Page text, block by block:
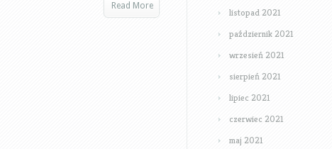
Read More
listopad 2021
październik 2021
wrzesień 2021
sierpień 2021
lipiec 2021
czerwiec 2021
maj 2021